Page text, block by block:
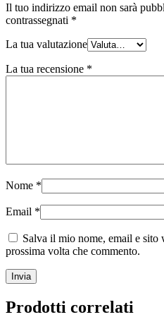
Il tuo indirizzo email non sarà
contrassegnati *
La tua valutazione
La tua recensione *
Nome *
Email *
Salva il mio nome, email e sito
prossima volta che commento.
Prodotti correlati